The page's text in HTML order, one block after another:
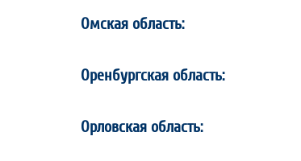
Омская область:
Оренбургская область:
Орловская область: